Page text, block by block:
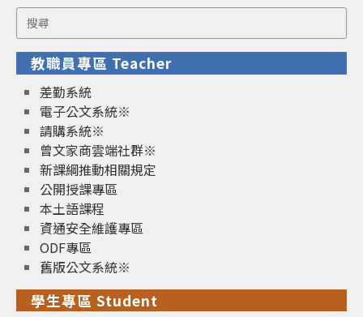
Search
for:
教職員專區 Teacher
差勤系統
電子公文系統※
請購系統※
曾文家商雲端社群※
新課綱推動相關規定
公開授課專區
本土語課程
資通安全維護專區
ODF專區
舊版公文系統※
學生專區 Student